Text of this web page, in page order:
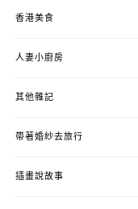
香港美食
人妻小廚房
其他雜記
帶著婚紗去旅行
插畫說故事